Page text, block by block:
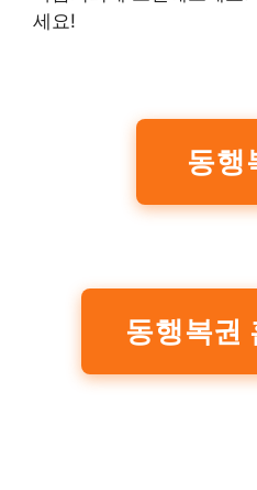
세요!
동행
동행복권